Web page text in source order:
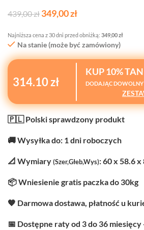
439,00zł 349,00zł
Najniższa cena z 30 dni przed obniżką: 349,00zł
Na stanie (może być zamówiony)
314.10 zł
KUP 10%
DODAJĄC
🇵🇱 Polski sprawdzony produkt
🚚 Wysyłka do: 1 dni roboczych
📐 Wymiary(Szer,Głeb,Wys): 60 x 58.6 x
📦 Wniesienie gratis paczka do 30kg
🧡 Darmowa dostawa, płatność u
📅 Dostępne raty od 3 do 36 miesięcy